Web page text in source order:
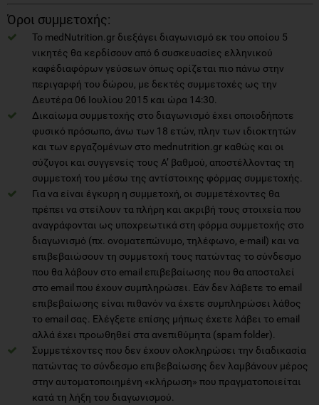
Όροι συμμετοχής:
Το medNutrition.gr διεξάγει διαγωνισμό εκ του οποίου 5
νικητές θα κερδίσουν από 6 συσκευασίες ελληνικού
καφέδιαφόρων γεύσεων όπως ορίζεται πιο πάνω στην
περιγαρφή του δώρου, με δεκτές συμμετοχές ως την
Δευτέρα 06 Ιουλίου 2015 και ώρα 14:30.
Δικαίωμα συμμετοχής στο διαγωνισμό έχει οποιοδήποτε
φυσικό πρόσωπο, άνω των 18 ετών, πλην των ιδιοκτητών
και των εργαζομένων στο mednutrition.gr καθώς και οι
σύζυγοι και συγγενείς τους Α’ βαθμού, αποστέλλοντας τη
συμμετοχή του μέσω της αντίστοιχης φόρμας συμμετοχής.
Για να είναι έγκυρη η συμμετοχή, οι συμμετέχοντες θα
πρέπει να στείλουν τα πλήρη και ακριβή τους στοιχεία που
αναγράφονται ως υποχρεωτικά στη φόρμα συμμετοχής στο
διαγωνισμό (πχ. ονοματεπώνυμο, τηλέφωνο, e-mail) και να
επιβεβαιώσουν τη συμμετοχή τους πατώντας το σύνδεσμο
που θα λάβουν στο email επιβεβαίωσης που θα αποσταλεί
στο email που έχουν συμπληρώσει. Εάν δεν λάβετε το email
επιβεβαίωσης είναι πιθανόν να έχετε συμπληρώσει λάθος
το email σας. Ελέγξετε επίσης μήπως έχετε λάβει το email
αλλά έχει προωθηθεί στα ανεπιθύμητα (spam folder).
Συμμετέχοντες που δεν έχουν ολοκληρώσει την διαδικασία
πατώντας το σύνδεσμο επιβεβαίωσης δεν λαμβάνουν μέρος
στην αυτοματοποιημένη «κλήρωση» που πραγματοποιείται
κατά τη λήξη του διαγωνισμού.